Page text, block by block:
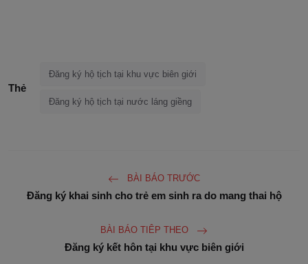
Thẻ
Đăng ký hộ tịch tại khu vực biên giới
Đăng ký hộ tịch tại nước láng giềng
BÀI BÁO TRƯỚC
Đăng ký khai sinh cho trẻ em sinh ra do mang thai hộ
BÀI BÁO TIÊP THEO
Đăng ký kết hôn tại khu vực biên giới